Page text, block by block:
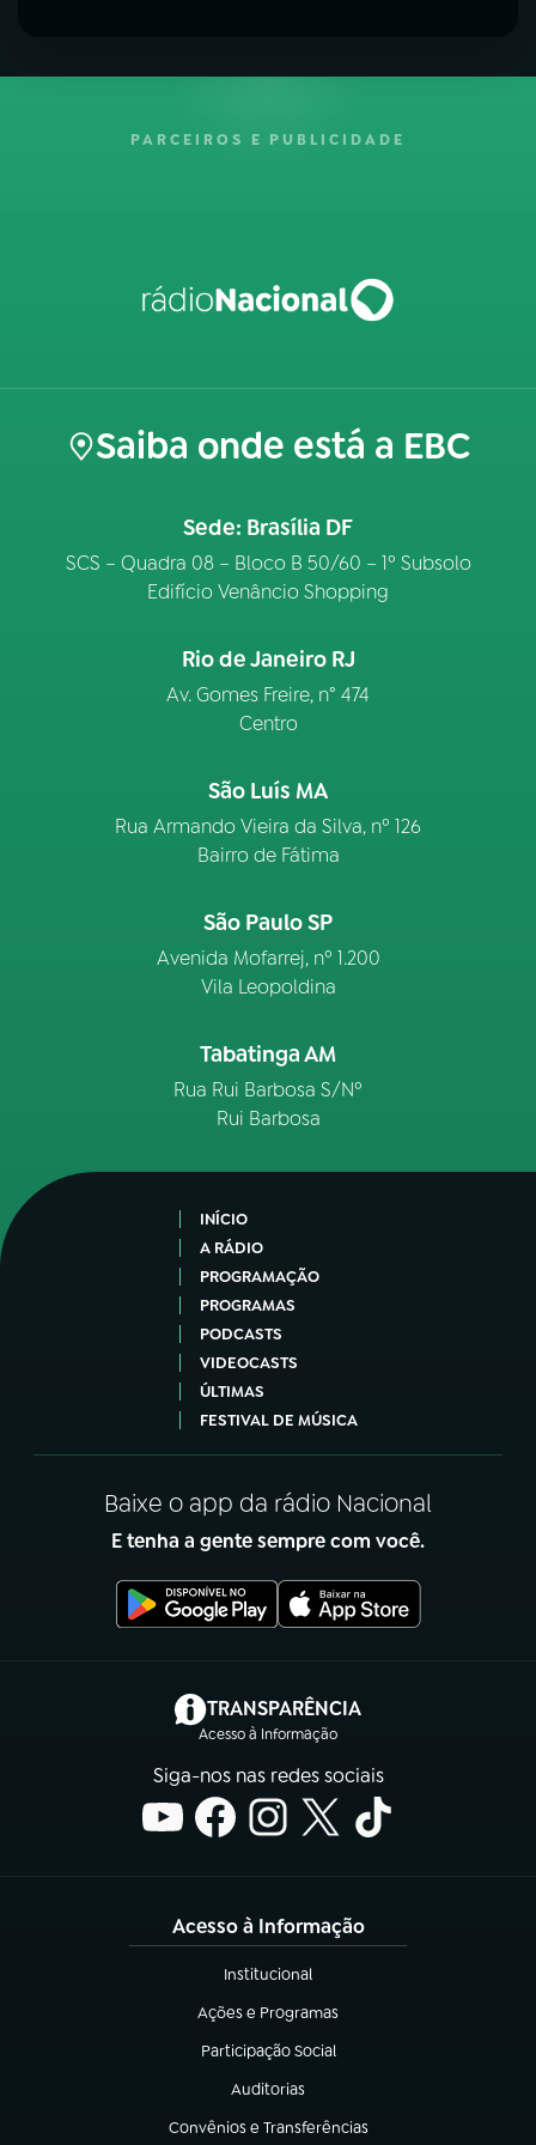
PARCEIROS E PUBLICIDADE
Saiba onde está a EBC
Sede: Brasília DF
SCS – Quadra 08 – Bloco B 50/60 – 1º Subsolo
Edifício Venâncio Shopping
Rio de Janeiro RJ
Av. Gomes Freire, n° 474
Centro
São Luís MA
Rua Armando Vieira da Silva, nº 126
Bairro de Fátima
São Paulo SP
Avenida Mofarrej, nº 1.200
Vila Leopoldina
Tabatinga AM
Rua Rui Barbosa S/Nº
Rui Barbosa
INÍCIO
A RÁDIO
PROGRAMAÇÃO
PROGRAMAS
PODCASTS
VIDEOCASTS
ÚLTIMAS
FESTIVAL DE MÚSICA
Baixe o app da rádio Nacional
E tenha a gente sempre com você.
TRANSPARÊNCIA
Acesso à Informação
(abre em nova aba)
Siga-nos nas redes sociais
Acesso à Informação
Institucional
(abre em nova aba)
Ações e Programas
(abre em nova aba)
Participação Social
(abre em nova aba)
Auditorias
(abre em nova aba)
Convênios e Transferências
(abre em nova aba)